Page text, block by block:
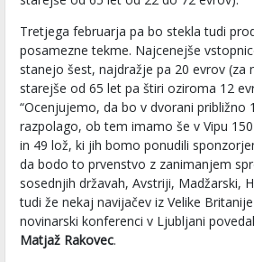
Tretjega februarja pa bo stekla tudi
posamezne tekme. Najcenejše
stanejo šest, najdražje pa 20 evrov (za
starejše od 65 let pa štiri oziroma 12
“Ocenjujemo, da bo v dvorani približno
razpolago, ob tem imamo še v Vipu
in 49 lož, ki jih bomo ponudili
da bodo to prvenstvo z zanimanjem
sosednjih državah, Avstriji, Madžarski,
tudi že nekaj navijačev iz Velike
novinarski konferenci v Ljubljani povedal
Matjaž Rakovec.